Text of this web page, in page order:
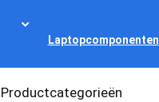
Laptopcomponenten
Productcategorieën